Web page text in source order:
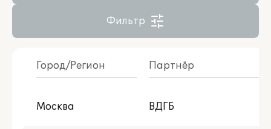
Фильтр
С публикациями внедрений
Город/Регион Партнёр
Москва ВДГБ